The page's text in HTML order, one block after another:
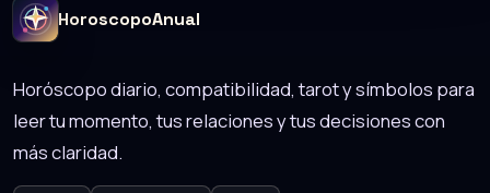
HoroscopoAnual
Horóscopo diario, compatibilidad, tarot y símbolos para
leer tu momento, tus relaciones y tus decisiones con
más claridad.